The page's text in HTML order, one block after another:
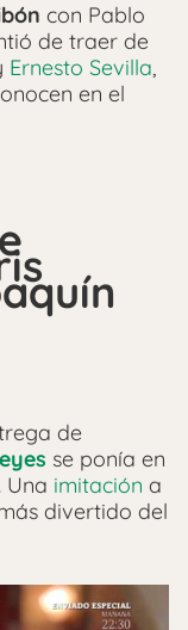
con Pablo
de traer de
Ernesto Sevilla,
en el
de
se ponía en
Una imitación a
divertido del